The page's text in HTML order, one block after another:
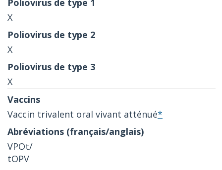
X
X
X
Vaccin trivalent oral vivant atténué*
VPOt/
tOPV